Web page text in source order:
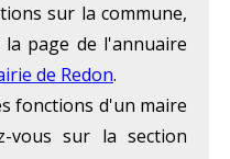
sur la commune,
page de l'annuaire
de Redon.
fonctions d'un maire
vous sur la section